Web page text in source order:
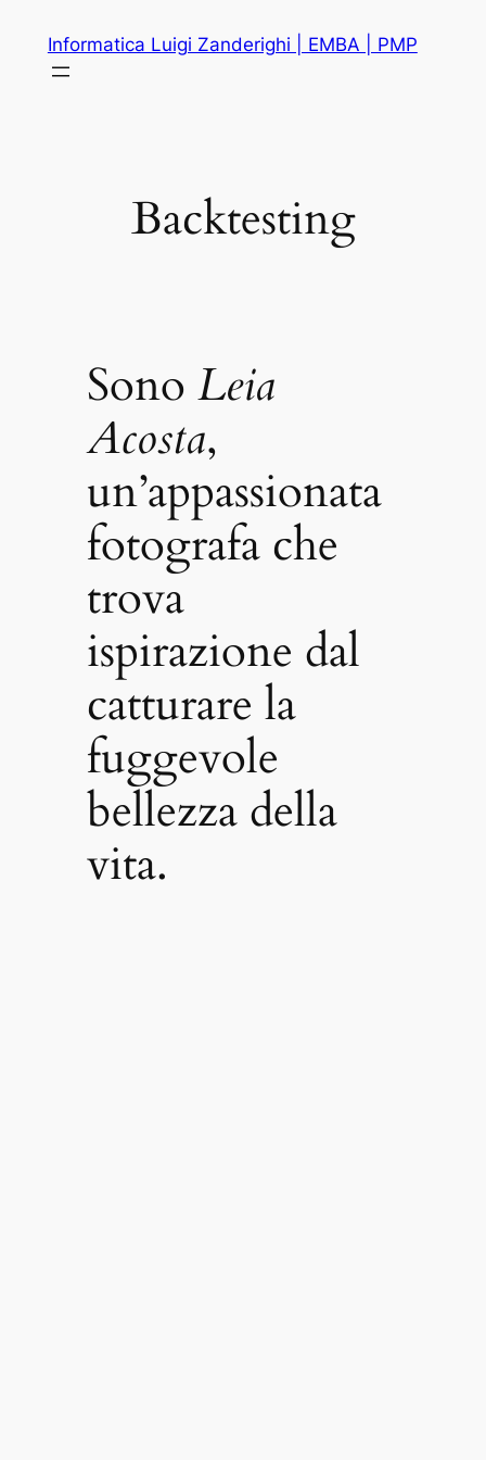
contenuto
Informatica Luigi Zanderighi | EMBA | PMP
Backtesting
Sono Leia
Acosta,
un’appassionata
fotografa che
trova
ispirazione dal
catturare la
fuggevole
bellezza della
vita.